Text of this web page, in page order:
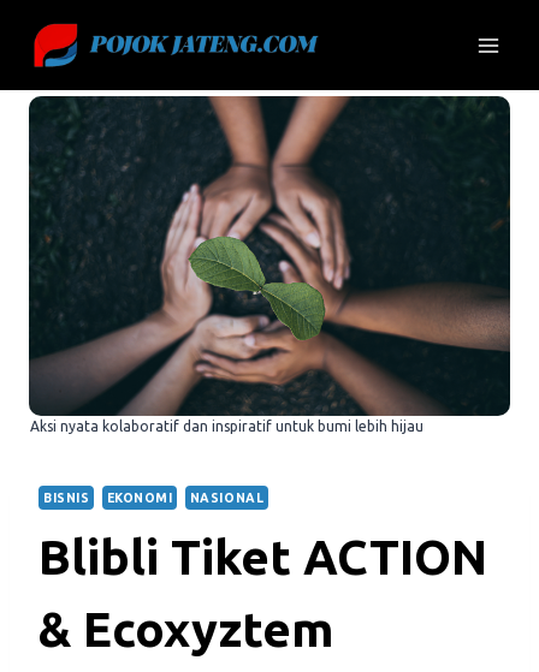
content
Aksi nyata kolaboratif dan inspiratif untuk bumi lebih hijau
BISNIS EKONOMI NASIONAL
Blibli Tiket ACTION
& Ecoxyztem